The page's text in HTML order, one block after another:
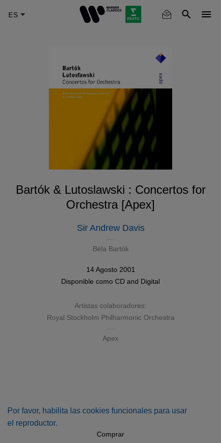
Bartók & Lutoslawski : Concertos for
Orchestra [Apex]
Sir Andrew Davis
Béla Bartók
14 Agosto 2001
Disponible como CD and Digital
Artistas colaboradores:
Royal Stockholm Philharmonic Orchestra
Apex
Por favor, habilita las cookies funcionales para usar
el reproductor.
Comprar